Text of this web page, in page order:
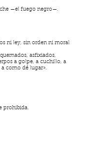
—el fuego negro—.
ni ley, sin orden ni moral
asfixiados,
a golpe, a cuchillo, a
a como dé lugar».
prohibida.